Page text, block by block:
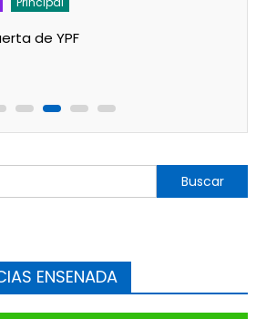
en Progreso terminó con
ENSENADA